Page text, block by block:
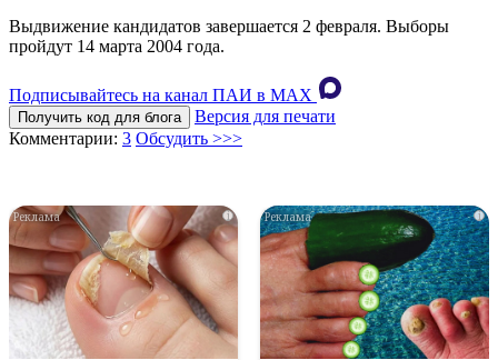
Выдвижение кандидатов завершается 2 февраля. Выборы
пройдут 14 марта 2004 года.
Подписывайтесь на канал ПАИ в MAХ
Получить код для блога
Версия для печати
Комментарии: 3 Обсудить >>>
i i